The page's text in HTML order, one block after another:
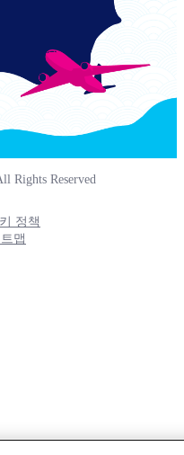
Rights Reserved
정책
맵